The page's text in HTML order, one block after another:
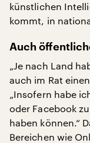
künstlichen
kommt, in
Auch
„Je nach Land
auch im Rat
„Insofern habe
oder Facebook
haben können.“
Bereichen wie